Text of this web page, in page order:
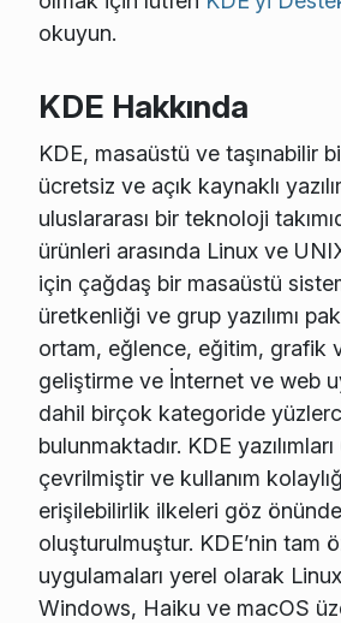
okuyun.
KDE Hakkında
KDE, masaüstü ve taşınabilir
ücretsiz ve açık kaynaklı
uluslararası bir teknoloji
ürünleri arasında Linux ve
için çağdaş bir masaüstü
üretkenliği ve grup yazılımı
ortam, eğlence, eğitim, grafik
geliştirme ve İnternet ve web
dahil birçok kategoride yüzlerce
bulunmaktadır. KDE
çevrilmiştir ve kullanım
erişilebilirlik ilkeleri göz
oluşturulmuştur. KDE’nin tam
uygulamaları yerel olarak
Windows, Haiku ve macOS